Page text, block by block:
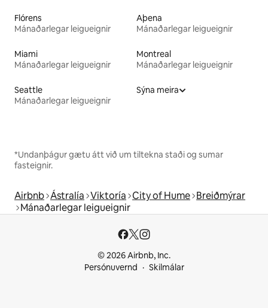
Flórens
Mánaðarlegar leigueignir
Aþena
Mánaðarlegar leigueignir
Miami
Mánaðarlegar leigueignir
Montreal
Mánaðarlegar leigueignir
Seattle
Mánaðarlegar leigueignir
Sýna meira
*Undanþágur gætu átt við um tiltekna staði og sumar
fasteignir.
Airbnb Ástralía Viktoría City of Hume Breiðmýrar
Mánaðarlegar leigueignir
© 2026 Airbnb, Inc.
Persónuvernd
Skilmálar